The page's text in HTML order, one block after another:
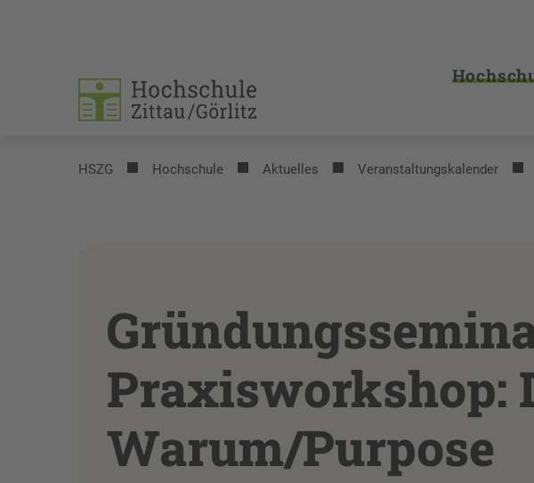
HSZG Hochschule Aktuelles Veranstaltungs­kalender
Praxisworkshop:
Warum/Purpose